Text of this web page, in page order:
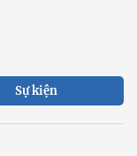
Sự kiện